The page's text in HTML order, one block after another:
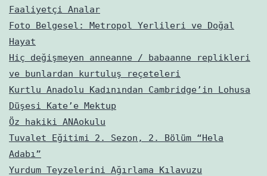
Faaliyetçi Analar
Foto Belgesel: Metropol Yerlileri ve Doğal
Hayat
Hiç değişmeyen anneanne / babaanne replikleri
ve bunlardan kurtuluş reçeteleri
Kurtlu Anadolu Kadınından Cambridge’in Lohusa
Düşesi Kate’e Mektup
Öz hakiki ANAokulu
Tuvalet Eğitimi 2. Sezon, 2. Bölüm “Hela
Adabı”
Yurdum Teyzelerini Ağırlama Kılavuzu